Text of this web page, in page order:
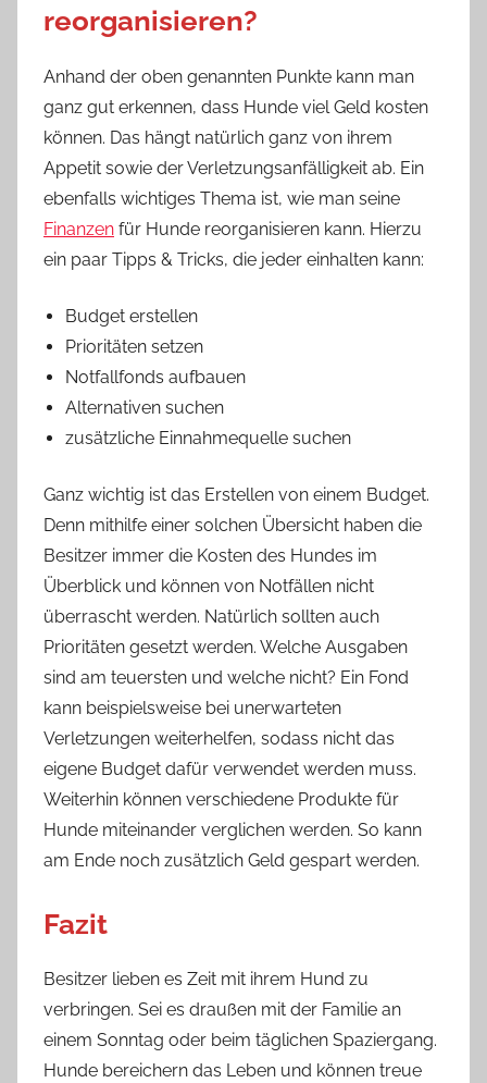
reorganisieren?
Anhand der oben genannten Punkte kann man
ganz gut erkennen, dass Hunde viel Geld kosten
können. Das hängt natürlich ganz von ihrem
Appetit sowie der Verletzungsanfälligkeit ab. Ein
ebenfalls wichtiges Thema ist, wie man seine
Finanzen für Hunde reorganisieren kann. Hierzu
ein paar Tipps & Tricks, die jeder einhalten kann:
Budget erstellen
Prioritäten setzen
Notfallfonds aufbauen
Alternativen suchen
zusätzliche Einnahmequelle suchen
Ganz wichtig ist das Erstellen von einem Budget.
Denn mithilfe einer solchen Übersicht haben die
Besitzer immer die Kosten des Hundes im
Überblick und können von Notfällen nicht
überrascht werden. Natürlich sollten auch
Prioritäten gesetzt werden. Welche Ausgaben
sind am teuersten und welche nicht? Ein Fond
kann beispielsweise bei unerwarteten
Verletzungen weiterhelfen, sodass nicht das
eigene Budget dafür verwendet werden muss.
Weiterhin können verschiedene Produkte für
Hunde miteinander verglichen werden. So kann
am Ende noch zusätzlich Geld gespart werden.
Fazit
Besitzer lieben es Zeit mit ihrem Hund zu
verbringen. Sei es draußen mit der Familie an
einem Sonntag oder beim täglichen Spaziergang.
Hunde bereichern das Leben und können treue